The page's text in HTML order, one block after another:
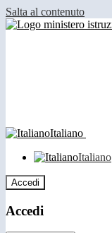
Salta al contenuto
Italiano
Italiano
Accedi
Accedi